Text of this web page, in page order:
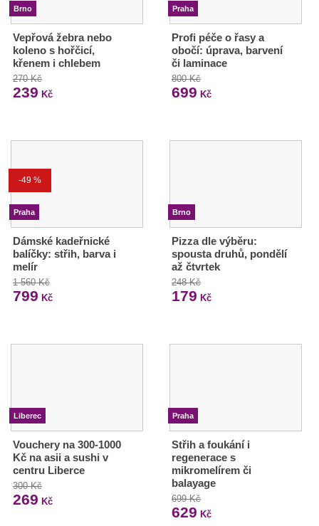
Brno
Vepřová žebra nebo
koleno s hořčicí,
křenem i chlebem
270 Kč
239 Kč
Praha
Profi péče o řasy a
obočí: úprava, barvení
či laminace
800 Kč
699 Kč
-49 %
Praha
Dámské kadeřnické
balíčky: střih, barva i
melír
1 560 Kč
799 Kč
Brno
Pizza dle výběru:
spousta druhů, pondělí
až čtvrtek
248 Kč
179 Kč
Liberec
Vouchery na 300-1000
Kč na asii a sushi v
centru Liberce
300 Kč
269 Kč
Praha
Střih a foukání i
regenerace s
mikromelírem či
balayage
699 Kč
629 Kč